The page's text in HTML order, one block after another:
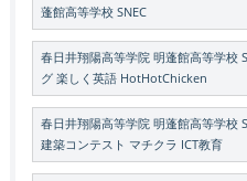
蓬館高等学校 SNEC
春日井翔陽高等学院 明蓬館高等学校
グ 楽しく英語 HotHotChicken
春日井翔陽高等学院 明蓬館高等学校
建築コンテスト マチクラ ICT教育